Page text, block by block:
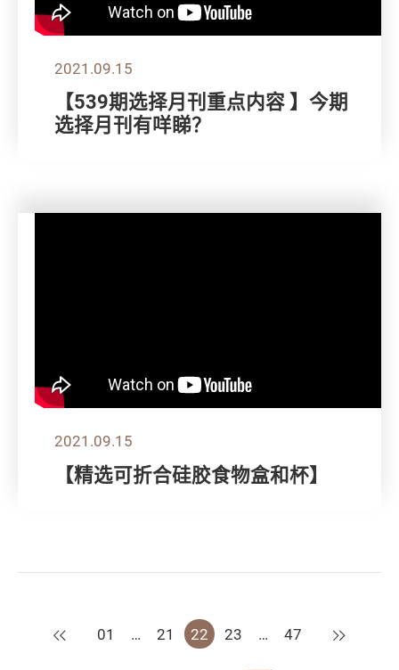
2021.09.15
【539期选择月刊重点内容 】今期
选择月刊有咩睇？
2021.09.15
【精选可折合硅胶食物盒和杯】
上一页
01 … 21 22 23 … 47 下一页